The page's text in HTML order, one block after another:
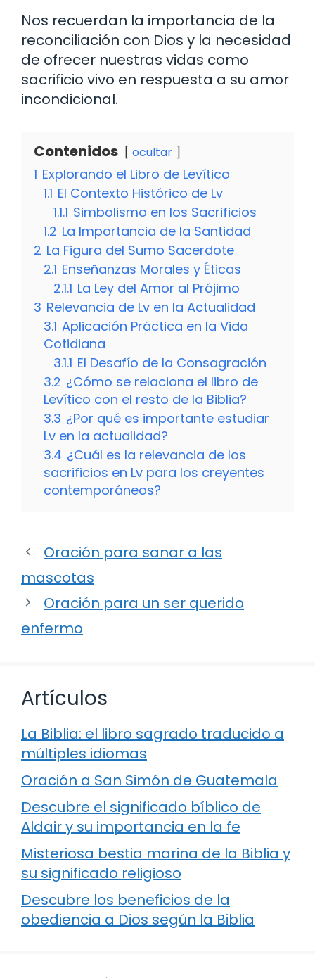
Nos recuerdan la importancia de la
reconciliación con Dios y la necesidad
de ofrecer nuestras vidas como
sacrificio vivo en respuesta a su amor
incondicional.
Contenidos ocultar
1 Explorando el Libro de Levítico
1.1 El Contexto Histórico de Lv
1.1.1 Simbolismo en los Sacrificios
1.2 La Importancia de la Santidad
2 La Figura del Sumo Sacerdote
2.1 Enseñanzas Morales y Éticas
2.1.1 La Ley del Amor al Prójimo
3 Relevancia de Lv en la Actualidad
3.1 Aplicación Práctica en la Vida
Cotidiana
3.1.1 El Desafío de la Consagración
3.2 ¿Cómo se relaciona el libro de
Levítico con el resto de la Biblia?
3.3 ¿Por qué es importante estudiar
Lv en la actualidad?
3.4 ¿Cuál es la relevancia de los
sacrificios en Lv para los creyentes
contemporáneos?
Oración para sanar a las
mascotas
Oración para un ser querido
enfermo
Artículos
La Biblia: el libro sagrado traducido a
múltiples idiomas
Oración a San Simón de Guatemala
Descubre el significado bíblico de
Aldair y su importancia en la fe
Misteriosa bestia marina de la Biblia y
su significado religioso
Descubre los beneficios de la
obediencia a Dios según la Biblia